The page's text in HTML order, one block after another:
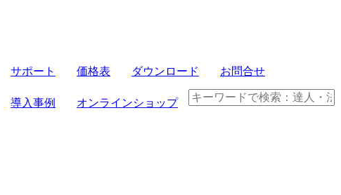
サポート 価格表 ダウンロード お問合せ
FRONTIER21
導入事例 オンラインショップ